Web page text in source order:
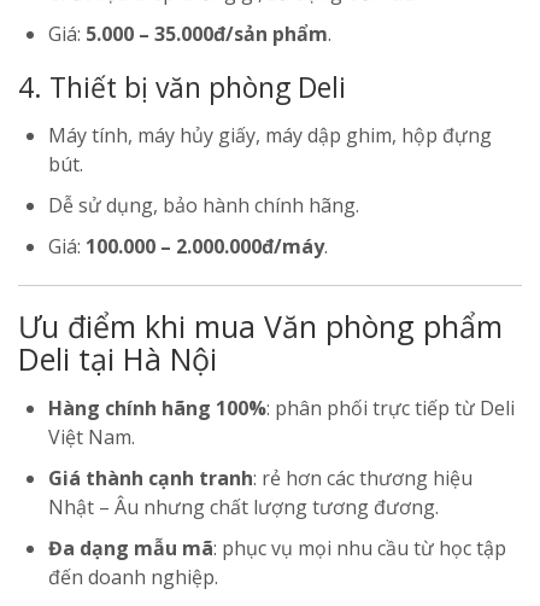
Giá: 5.000 – 35.000đ/sản phẩm.
4. Thiết bị văn phòng Deli
Máy tính, máy hủy giấy, máy dập ghim, hộp đựng
bút.
Dễ sử dụng, bảo hành chính hãng.
Giá: 100.000 – 2.000.000đ/máy.
Ưu điểm khi mua Văn phòng phẩm
Deli tại Hà Nội
Hàng chính hãng 100%: phân phối trực tiếp từ Deli
Việt Nam.
Giá thành cạnh tranh: rẻ hơn các thương hiệu
Nhật – Âu nhưng chất lượng tương đương.
Đa dạng mẫu mã: phục vụ mọi nhu cầu từ học tập
đến doanh nghiệp.